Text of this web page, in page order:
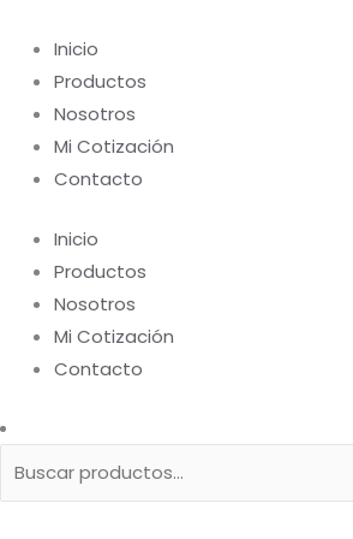
contenido
Inicio
Productos
Nosotros
Mi Cotización
Contacto
Inicio
Productos
Nosotros
Mi Cotización
Contacto